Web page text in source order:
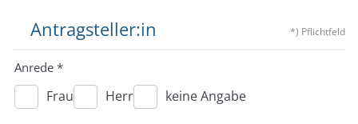
Antragsteller:in *) Pflichtfeld
Anrede *
Frau Herr keine Angabe